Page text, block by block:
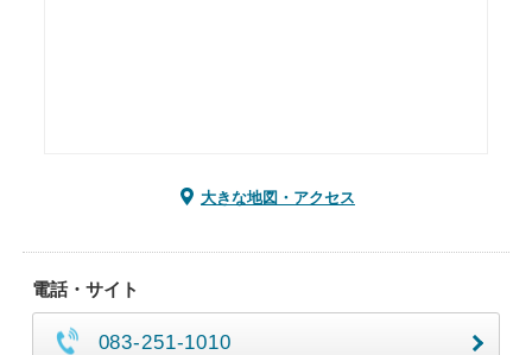
大きな地図・アクセス
電話・サイト
083-251-1010